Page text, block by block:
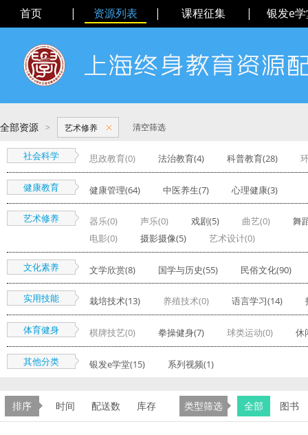
首页 | 资源列表 | 课程征集 | 银发e
全部资源 > 艺术修养 清空筛选
社会科学 思政教育(0) 法治教育(4) 科普教育(28)
健康教育 健康管理(64) 中医养生(7) 心理健康(3)
艺术修养 器乐(0) 声乐(0) 戏剧(5) 曲艺(0)
舞
电影(0)
摄影摄像(5) 艺术设计(0)
文化素养 文学欣赏(8) 国学与历史(55) 民俗文化(90)
实用技能 栽培技术(13) 养殖技术(0) 语言学习(14)
体育健身 棋牌技艺(0) 拳操健身(7) 球类运动(0) 休
其他分类 银发e学堂(15) 系列视频(1)
排序 时间 配送数 库存 类型筛选 全部 图书